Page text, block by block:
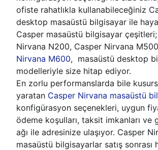
ofiste rahatlıkla kullanabileceğiniz
desktop masaüstü bilgisayar ile
Casper masaüstü bilgisayar
Nirvana N200, Casper Nirvana
Nirvana M600, masaüstü desktop
modelleriyle size hitap ediyor.
En zorlu performanslarda bile
yaratan Casper Nirvana masaüstü
konfigürasyon seçenekleri, uygun
ödeme koşulları, taksit imkanları ve
ağı ile adresinize ulaşıyor. Casper
masaüstü bilgisayarlar satış sonrası